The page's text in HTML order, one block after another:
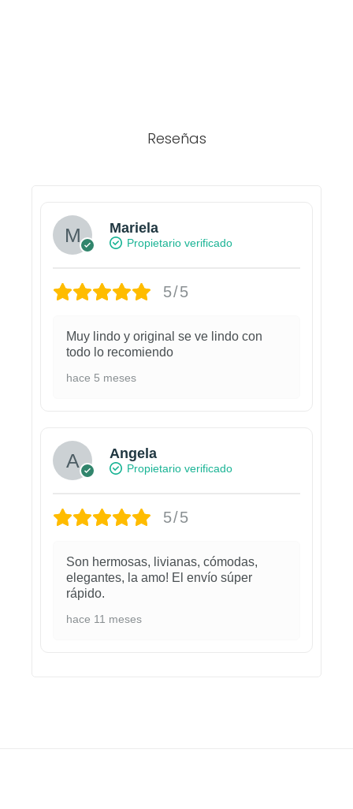
Reseñas
Mariela
Propietario verificado
5/5
Muy lindo y original se ve lindo con
todo lo recomiendo
hace 5 meses
Angela
Propietario verificado
5/5
Son hermosas, livianas, cómodas,
elegantes, la amo! El envío súper
rápido.
hace 11 meses